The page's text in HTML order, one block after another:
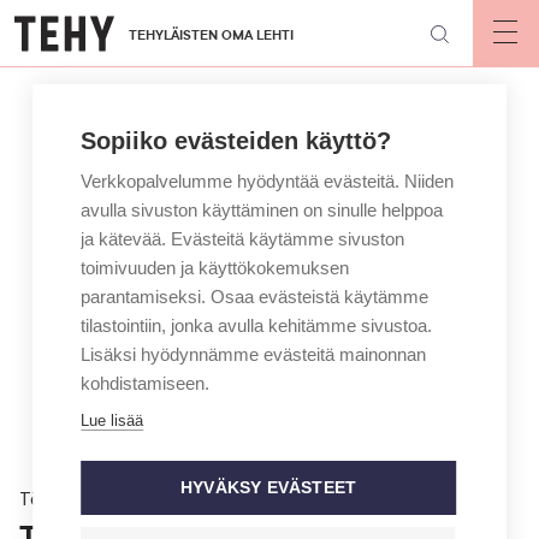
Hyppää
pääsisältöön
TEHYLÄISTEN OMA LEHTI
Töissä
Sopiiko evästeiden käyttö?
Verkkopalvelumme hyödyntää evästeitä. Niiden
avulla sivuston käyttäminen on sinulle helppoa
ja kätevää. Evästeitä käytämme sivuston
toimivuuden ja käyttökokemuksen
parantamiseksi. Osaa evästeistä käytämme
tilastointiin, jonka avulla kehitämme sivustoa.
Lisäksi hyödynnämme evästeitä mainonnan
kohdistamiseen.
Lue lisää
HYVÄKSY EVÄSTEET